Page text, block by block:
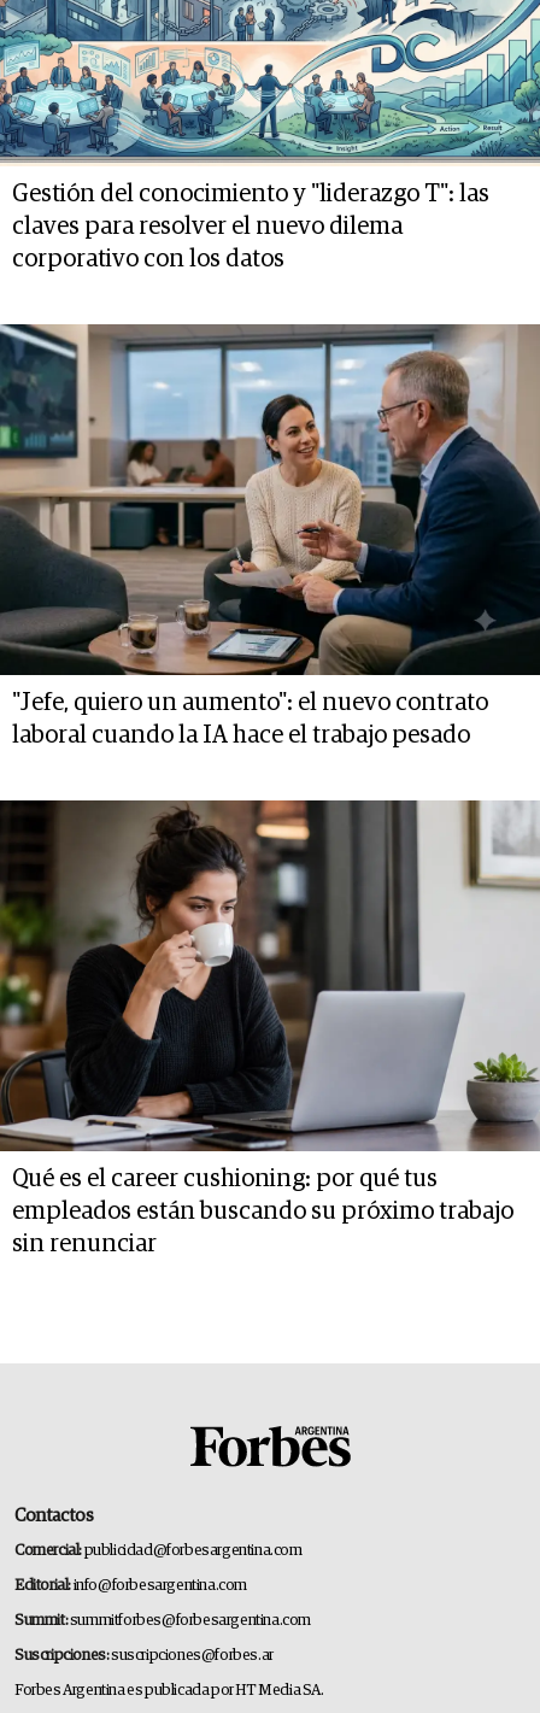
Gestión del conocimiento y "liderazgo T": las
claves para resolver el nuevo dilema
corporativo con los datos
"Jefe, quiero un aumento": el nuevo contrato
laboral cuando la IA hace el trabajo pesado
Qué es el career cushioning: por qué tus
empleados están buscando su próximo trabajo
sin renunciar
Contactos
Comercial:publicidad@forbesargentina.com
Editorial:info@forbesargentina.com
Summit:summitforbes@forbesargentina.com
Suscripciones:suscripciones@forbes.ar
Forbes Argentina es publicada por HT Media SA.